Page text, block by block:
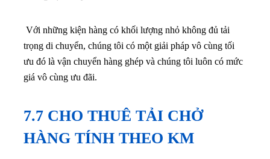
Với những kiện hàng có khối lượng nhỏ không đủ tải
trọng di chuyển, chúng tôi có một giải pháp vô cùng tối
ưu đó là vận chuyển hàng ghép và chúng tôi luôn có mức
giá vô cùng ưu đãi.
7.7 CHO THUÊ TẢI CHỞ
HÀNG TÍNH THEO KM